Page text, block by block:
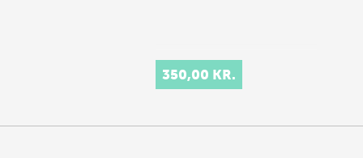
350,00 KR.